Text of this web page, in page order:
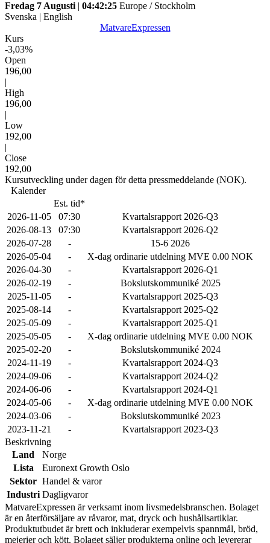
Fredag 7 Augusti | 04:42:25 Europe / Stockholm
Svenska | English
MatvareExpressen
Kurs
-3,03%
Open
196,00
|
High
196,00
|
Low
192,00
|
Close
192,00
Kursutveckling under dagen för detta pressmeddelande (NOK).
Kalender
Est. tid*
2026-11-05
07:30
Kvartalsrapport 2026-Q3
2026-08-13
07:30
Kvartalsrapport 2026-Q2
2026-07-28
-
15-6 2026
2026-05-04
-
X-dag ordinarie utdelning MVE 0.00 NOK
2026-04-30
-
Kvartalsrapport 2026-Q1
2026-02-19
-
Bokslutskommuniké 2025
2025-11-05
-
Kvartalsrapport 2025-Q3
2025-08-14
-
Kvartalsrapport 2025-Q2
2025-05-09
-
Kvartalsrapport 2025-Q1
2025-05-05
-
X-dag ordinarie utdelning MVE 0.00 NOK
2025-02-20
-
Bokslutskommuniké 2024
2024-11-19
-
Kvartalsrapport 2024-Q3
2024-09-06
-
Kvartalsrapport 2024-Q2
2024-06-06
-
Kvartalsrapport 2024-Q1
2024-05-06
-
X-dag ordinarie utdelning MVE 0.00 NOK
2024-03-06
-
Bokslutskommuniké 2023
2023-11-21
-
Kvartalsrapport 2023-Q3
Beskrivning
Land
Norge
Lista
Euronext Growth Oslo
Sektor Handel & varor
Industri Dagligvaror
MatvareExpressen är verksamt inom livsmedelsbranschen. Bolaget
är en återförsäljare av råvaror, mat, dryck och hushållsartiklar.
Produktutbudet är brett och inkluderar exempelvis spannmål, bröd,
mejerier och kött. Bolaget säljer produkterna online och levererar